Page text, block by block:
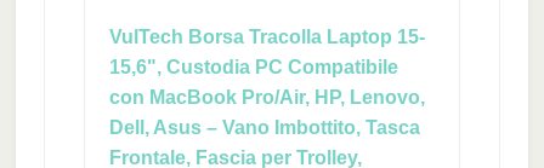
VulTech Borsa Tracolla Laptop 15-
15,6", Custodia PC Compatibile
con MacBook Pro/Air, HP, Lenovo,
Dell, Asus – Vano Imbottito, Tasca
Frontale, Fascia per Trolley,